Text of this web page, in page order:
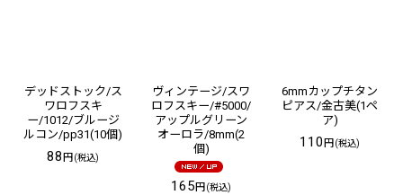
デッドストック/ス
ワロフスキ
ー/1012/ブルージ
ルコン/pp31(10個)
88円(税込)
ヴィンテージ/スワ
ロフスキー/#5000/
アップルグリーン
オーロラ/8mm(2
個)
165円(税込)
6mmカップチタン
ピアス/金古美(1ペ
ア)
110円(税込)